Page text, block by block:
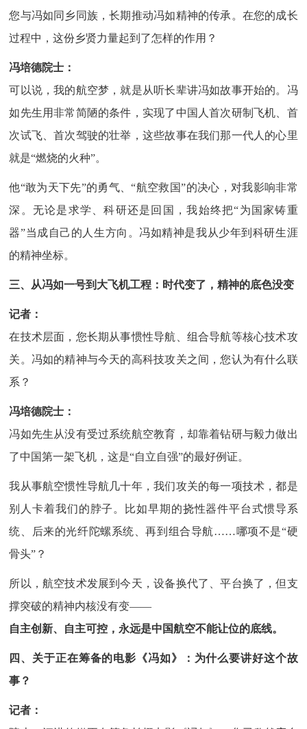
您与冯如同乡同族，长期推动冯如精神的传承。在您的成长
过程中，这份乡贤力量起到了怎样的作用？
冯培德院士：
可以说，我的航空梦，就是从听长辈讲冯如故事开始的。冯
如先生用非常简陋的条件，实现了中国人首次研制飞机、首
次试飞、首次驾驶的壮举，这些故事在我们那一代人的心里
就是“燃烧的火种”。
他“敢为天下先”的勇气、“航空救国”的决心，对我影响非常
深。无论是求学、科研还是回国，我始终把“为国家铸重
器”当成自己的人生方向。冯如精神是我从少年到科研生涯
的精神坐标。
三、从冯如一号到大飞机工程：时代变了，精神的底色没变
记者：
在技术层面，您长期从事惯性导航、组合导航等核心技术攻
关。冯如的精神与今天的高科技攻关之间，您认为有什么联
系？
冯培德院士：
冯如先生从没有受过系统航空教育，却靠着钻研与毅力做出
了中国第一架飞机，这是“自立自强”的最好例证。
我从事航空惯性导航几十年，我们攻关的每一项技术，都是
别人卡着我们的脖子。比如早期的挠性器件平台式惯导系
统、后来的光纤陀螺系统、再到组合导航……哪项不是“硬
骨头”？
所以，航空技术发展到今天，设备换代了、平台换了，但支
撑突破的精神内核没有变——
自主创新、自主可控，永远是中国航空不能让位的底线。
四、关于正在筹备的电影《冯如》：为什么要讲好这个故
事？
记者：